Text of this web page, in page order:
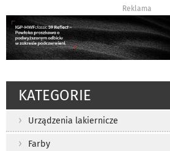
Reklama
KATEGORIE
Urządzenia lakiernicze
Farby